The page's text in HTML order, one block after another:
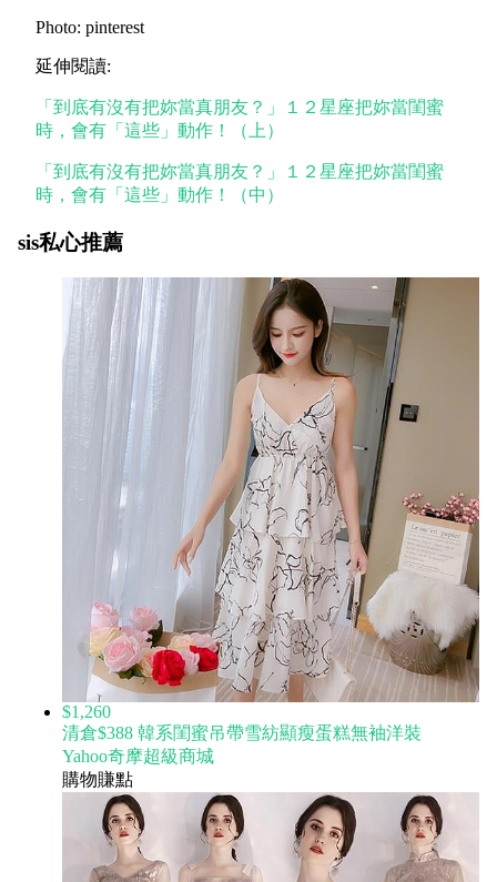
Photo: pinterest
延伸閱讀:
「到底有沒有把妳當真朋友？」１２星座把妳當閨蜜
時，會有「這些」動作！（上）
「到底有沒有把妳當真朋友？」１２星座把妳當閨蜜
時，會有「這些」動作！（中）
sis私心推薦
$1,260
清倉$388 韓系閨蜜吊帶雪紡顯瘦蛋糕無袖洋裝
Yahoo奇摩超級商城
購物賺點